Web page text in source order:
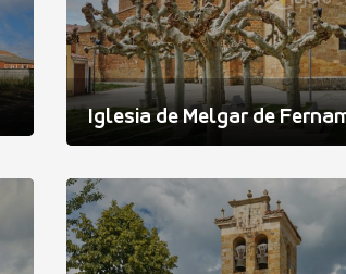
Iglesia de Melgar de